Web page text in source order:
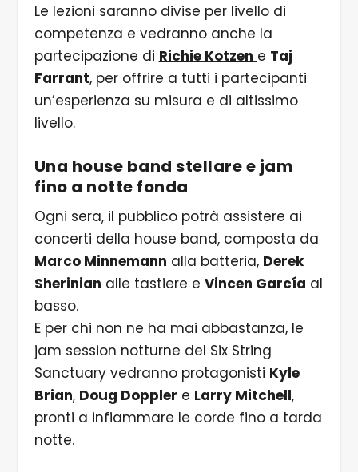
Le lezioni saranno divise per livello di
competenza e vedranno anche la
partecipazione di Richie Kotzen e Taj
Farrant, per offrire a tutti i partecipanti
un’esperienza su misura e di altissimo
livello.
Una house band stellare e jam
fino a notte fonda
Ogni sera, il pubblico potrà assistere ai
concerti della house band, composta da
Marco Minnemann alla batteria, Derek
Sherinian alle tastiere e Vincen García al
basso.
E per chi non ne ha mai abbastanza, le
jam session notturne del Six String
Sanctuary vedranno protagonisti Kyle
Brian, Doug Doppler e Larry Mitchell,
pronti a infiammare le corde fino a tarda
notte.